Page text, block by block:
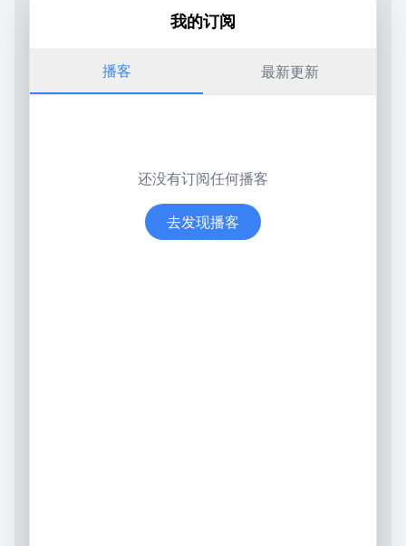
我的订阅
播客 最新更新
还没有订阅任何播客
去发现播客